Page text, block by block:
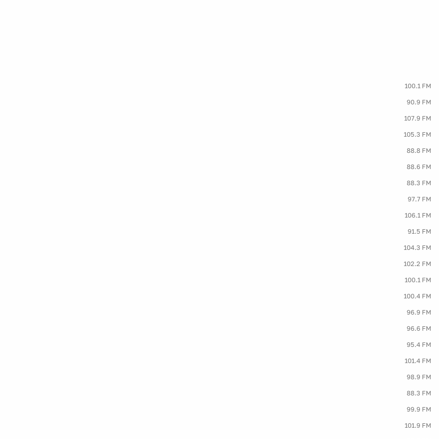
100.1 FM
90.9 FM
107.9 FM
105.3 FM
88.8 FM
88.6 FM
88.3 FM
97.7 FM
106.1 FM
91.5 FM
104.3 FM
102.2 FM
100.1 FM
100.4 FM
96.9 FM
96.6 FM
95.4 FM
101.4 FM
98.9 FM
88.3 FM
99.9 FM
101.9 FM